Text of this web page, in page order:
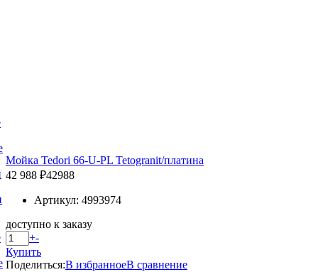
Мойка Tedori 66-U-PL Tetogranit/платина
42 988 ₽42988
Артикул: 4993974
доступно к заказу
+-
Купить
Поделиться:В избранноеВ сравнение